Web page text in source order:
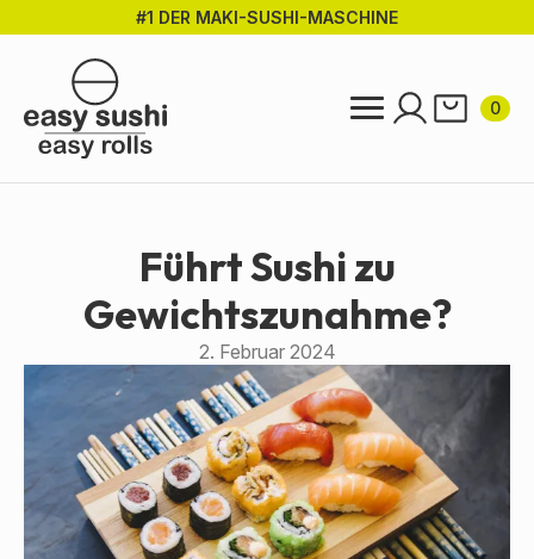
springen
#1 DER MAKI-SUSHI-MASCHINE
0
Führt Sushi zu
Gewichtszunahme?
2. Februar 2024